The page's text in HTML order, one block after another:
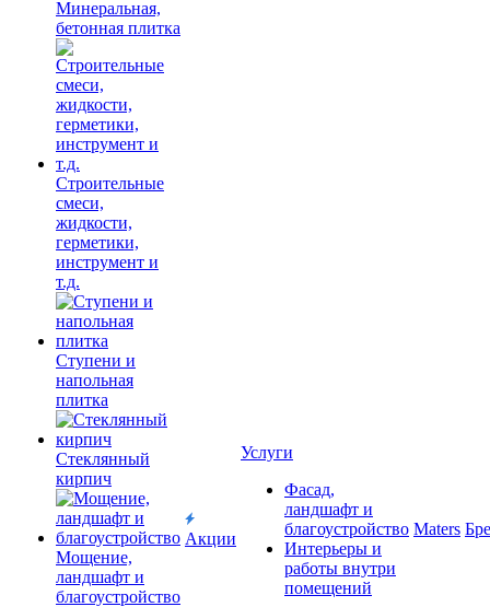
Минеральная,
бетонная плитка
Строительные
смеси,
жидкости,
герметики,
инструмент и
т.д.
Ступени и
напольная
плитка
Cтеклянный
кирпич
Мощение,
ландшафт и
благоустройство
Акции
Услуги
Фасад,
ландшафт и
благоустройство
Интерьеры и
работы внутри
помещений
Maters